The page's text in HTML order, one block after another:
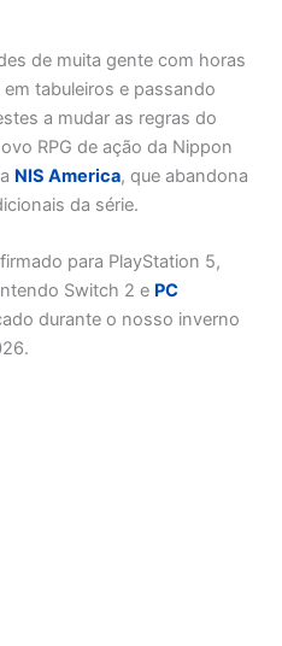
de muita gente com horas
tabuleiros e passando
a mudar as regras do
RPG de ação da Nippon
NIS America, que abandona
da série.
para PlayStation 5,
Switch 2 e PC
durante o nosso inverno